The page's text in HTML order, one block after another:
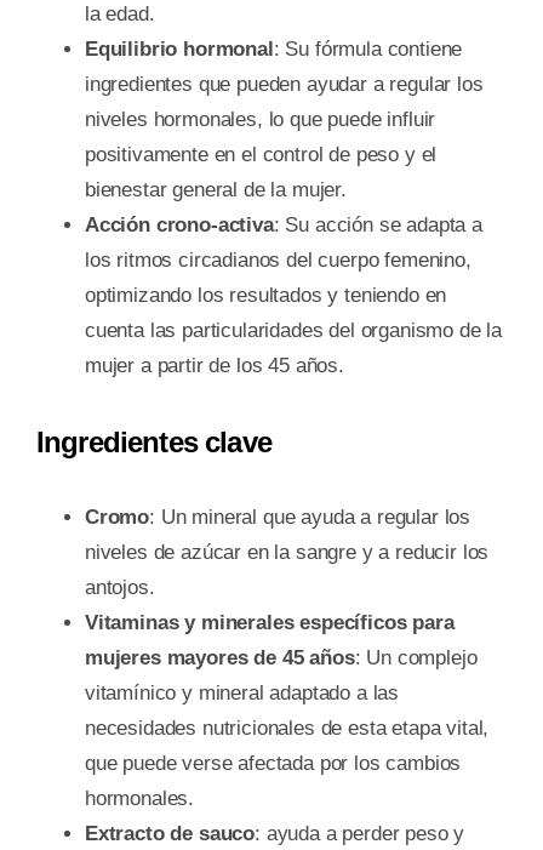
la edad.
Equilibrio hormonal: Su fórmula contiene
ingredientes que pueden ayudar a regular los
niveles hormonales, lo que puede influir
positivamente en el control de peso y el
bienestar general de la mujer.
Acción crono-activa: Su acción se adapta a
los ritmos circadianos del cuerpo femenino,
optimizando los resultados y teniendo en
cuenta las particularidades del organismo de la
mujer a partir de los 45 años.
Ingredientes clave
Cromo: Un mineral que ayuda a regular los
niveles de azúcar en la sangre y a reducir los
antojos.
Vitaminas y minerales específicos para
mujeres mayores de 45 años: Un complejo
vitamínico y mineral adaptado a las
necesidades nutricionales de esta etapa vital,
que puede verse afectada por los cambios
hormonales.
Extracto de sauco: ayuda a perder peso y